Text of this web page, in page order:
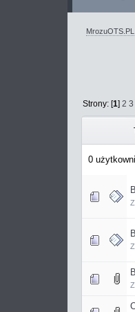
MrozuOTS.PL
Strony: [1]2 3
0